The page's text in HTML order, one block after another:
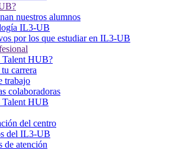
nuestros alumnos
IL3-UB
por los que estudiar en IL3-UB
Talent HUB?
carrera
trabajo
colaboradoras
Talent HUB
del centro
del IL3-UB
de atención